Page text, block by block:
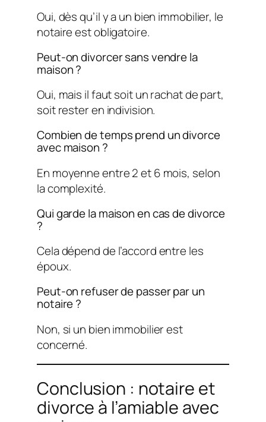
Oui, dès qu’il y a un bien immobilier, le
notaire est obligatoire.
Peut-on divorcer sans vendre la
maison ?
Oui, mais il faut soit un rachat de part,
soit rester en indivision.
Combien de temps prend un divorce
avec maison ?
En moyenne entre 2 et 6 mois, selon
la complexité.
Qui garde la maison en cas de divorce
?
Cela dépend de l’accord entre les
époux.
Peut-on refuser de passer par un
notaire ?
Non, si un bien immobilier est
concerné.
Conclusion : notaire et
divorce à l’amiable avec